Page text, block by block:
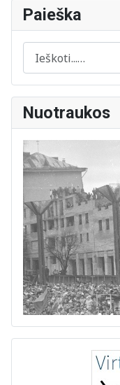
Paieška
Paieška
Nuotraukos